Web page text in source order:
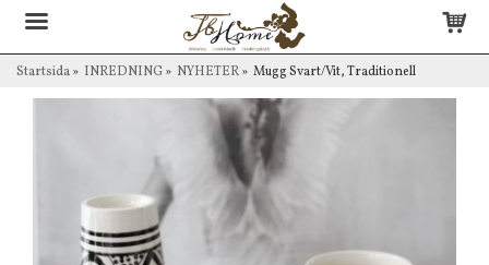
Startsida» INREDNING» NYHETER» Mugg Svart/Vit, Traditionell